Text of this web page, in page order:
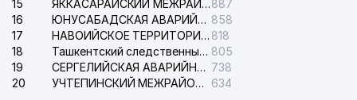
15
ЯККАСАРАЙСКИЙ МЕЖРАЙОННЫЙ СУД ПО ГРАЖДАНСКИМ ДЕЛАМ887
16
ЮНУСАБАДСКАЯ АВАРИЙНАЯ СЛУЖБА ЭЛЕКТРОСЕТИ 858
17
НАВОИЙСКОЕ ТЕРРИТОРИАЛЬНОЕ ПРЕДПРИЯТИЕ ЭЛЕКТРОСЕТИ АО 818
18
Ташкентский следственный изолятор 805
19
СЕРГЕЛИЙСКАЯ АВАРИЙНАЯ СЛУЖБА ЭЛЕКТРОСЕТИ 738
20
УЧТЕПИНСКИЙ МЕЖРАЙОННЫЙ СУД ПО ГРАЖДАНСКИМ ДЕЛАМ 634